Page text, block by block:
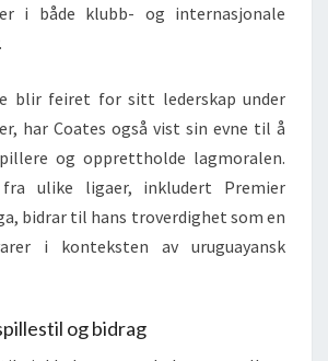
i både klubb- og internasjonale
blir feiret for sitt lederskap under
har Coates også vist sin evne til å
og opprettholde lagmoralen.
ulike ligaer, inkludert Premier
bidrar til hans troverdighet som en
i konteksten av uruguayansk
og bidrag